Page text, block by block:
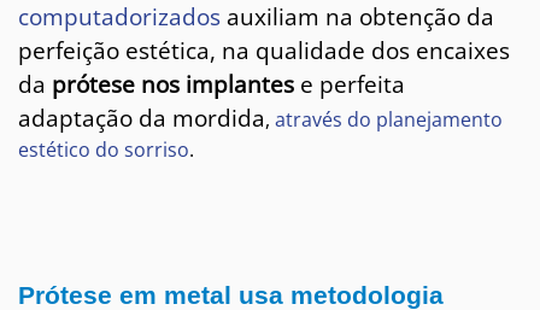
computadorizados auxiliam na obtenção da
perfeição estética, na qualidade dos encaixes
da prótese nos implantes e perfeita
adaptação da mordida, através do planejamento
estético do sorriso.
Prótese em metal usa metodologia